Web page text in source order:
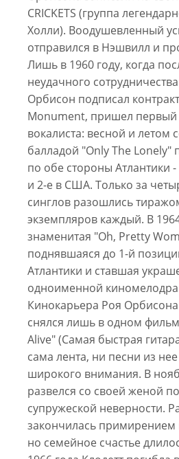
СRICKETS (группа
Холли). Воодушевленный
отправился в Нэшвилл и
Лишь в 1960 году, когда
неудачного
Орбисон подписал
Monument, пришел первый
вокалиста: весной и летом
балладой "Only The Lonely"
по обе стороны Атлантики
и 2-е в США. Только за
синглов разошлись
экземпляров каждый. В
знаменитая "Oh, Pretty
поднявшаяся до 1-й
Атлантики и ставшая
одноименной
Кинокарьера Роя
снялся лишь в одном
Alive" (Самая быстрая
сама лента, ни песни из
широкого внимания. В
развелся со своей женой
супружеской неверности.
закончилась примирением
но семейное счастье